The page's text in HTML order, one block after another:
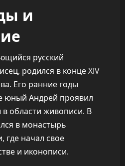
и
русский
родился в конце XIV
Его ранние годы
юный Андрей проявил
области живописи. В
в монастырь
где начал свое
и иконописи.